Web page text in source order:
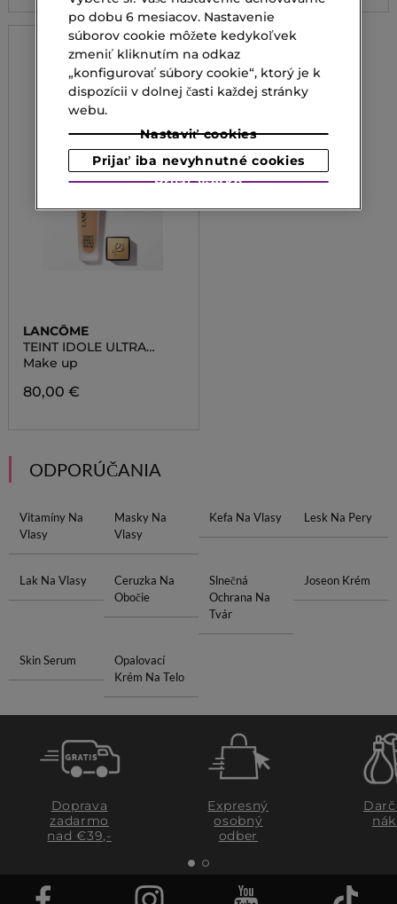
LANCÔME
TEINT IDOLE ULTRA
WEAR
Make up
80,00 €
ODPORÚČANIA
Vitamíny Na
Vlasy
Masky Na
Vlasy
Kefa Na Vlasy Lesk Na Pery
Lak Na Vlasy
Ceruzka Na
Obočie
Slnečná
Ochrana Na
Tvár
Joseon Krém
Skin Serum
Opalovací
Krém Na Telo
Doprava
zadarmo
nad €39,-
Expresný
osobný
odber
po dobu 6 mesiacov. Nastavenie
súborov cookie môžete kedykoľvek
zmeniť kliknutím na odkaz
„konfigurovať súbory cookie“, ktorý je k
dispozícii v dolnej časti každej stránky
webu.
Nastaviť cookies
Prijať iba nevyhnutné cookies
Prijať všetko